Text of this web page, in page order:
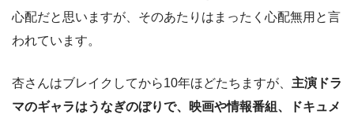
心配だと思いますが、そのあたりはまったく心配無用と言
われています。
杏さんはブレイクしてから10年ほどたちますが、 主演ドラ
マのギャラはうなぎのぼりで、映画や情報番組、ドキュメ